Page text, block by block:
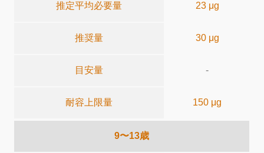
推定平均必要量 23 μg
推奨量 30 μg
目安量 -
耐容上限量 150 μg
9〜13歳